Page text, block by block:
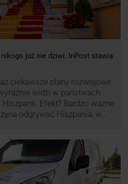
już nie dziwi. InPost stawia
ciekawsze plany rozwojowe.
widzi w państwach
Efekt? Bardzo ważne
odgrywać Hiszpania, w